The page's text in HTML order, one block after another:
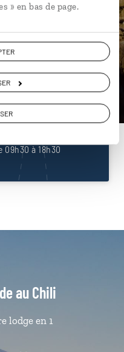
» en bas de page.
DEVIS
un spécialiste Chili
09
09h30 à 18h30
au Chili
lodge en 1